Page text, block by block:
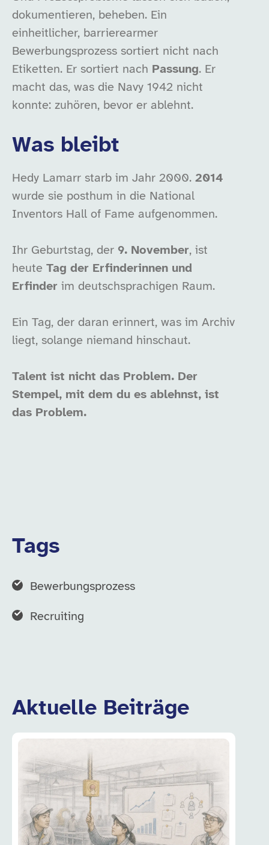
dokumentieren, beheben. Ein
einheitlicher, barrierearmer
Bewerbungsprozess sortiert nicht nach
Etiketten. Er sortiert nach Passung. Er
macht das, was die Navy 1942 nicht
konnte: zuhören, bevor er ablehnt.
Was bleibt
Hedy Lamarr starb im Jahr 2000. 2014
wurde sie posthum in die National
Inventors Hall of Fame aufgenommen.
Ihr Geburtstag, der 9. November, ist
heute Tag der Erfinderinnen und
Erfinder im deutschsprachigen Raum.
Ein Tag, der daran erinnert, was im Archiv
liegt, solange niemand hinschaut.
Talent ist nicht das Problem. Der
Stempel, mit dem du es ablehnst, ist
das Problem.
Tags
Bewerbungsprozess
Recruiting
Aktuelle Beiträge